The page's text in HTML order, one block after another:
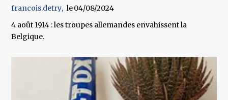
francois.detry
04/08/2024
4 août 1914 : les troupes allemandes envahissent la
Belgique.